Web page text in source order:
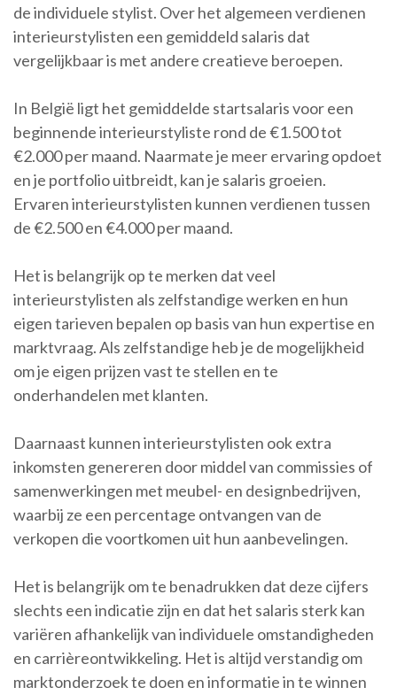
de individuele stylist. Over het algemeen verdienen
interieurstylisten een gemiddeld salaris dat
vergelijkbaar is met andere creatieve beroepen.
In België ligt het gemiddelde startsalaris voor een
beginnende interieurstyliste rond de €1.500 tot
€2.000 per maand. Naarmate je meer ervaring opdoet
en je portfolio uitbreidt, kan je salaris groeien.
Ervaren interieurstylisten kunnen verdienen tussen
de €2.500 en €4.000 per maand.
Het is belangrijk op te merken dat veel
interieurstylisten als zelfstandige werken en hun
eigen tarieven bepalen op basis van hun expertise en
marktvraag. Als zelfstandige heb je de mogelijkheid
om je eigen prijzen vast te stellen en te
onderhandelen met klanten.
Daarnaast kunnen interieurstylisten ook extra
inkomsten genereren door middel van commissies of
samenwerkingen met meubel- en designbedrijven,
waarbij ze een percentage ontvangen van de
verkopen die voortkomen uit hun aanbevelingen.
Het is belangrijk om te benadrukken dat deze cijfers
slechts een indicatie zijn en dat het salaris sterk kan
variëren afhankelijk van individuele omstandigheden
en carrièreontwikkeling. Het is altijd verstandig om
marktonderzoek te doen en informatie in te winnen